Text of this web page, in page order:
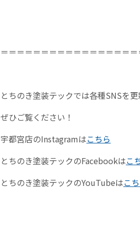
＝＝＝＝＝＝＝＝＝＝＝＝＝＝＝＝
とちのき塗装テックでは各種SNSを更
ぜひご覧ください！
宇都宮店のInstagramはこちら
とちのき塗装テックのFacebookはこ
とちのき塗装テックのYouTubeはこ